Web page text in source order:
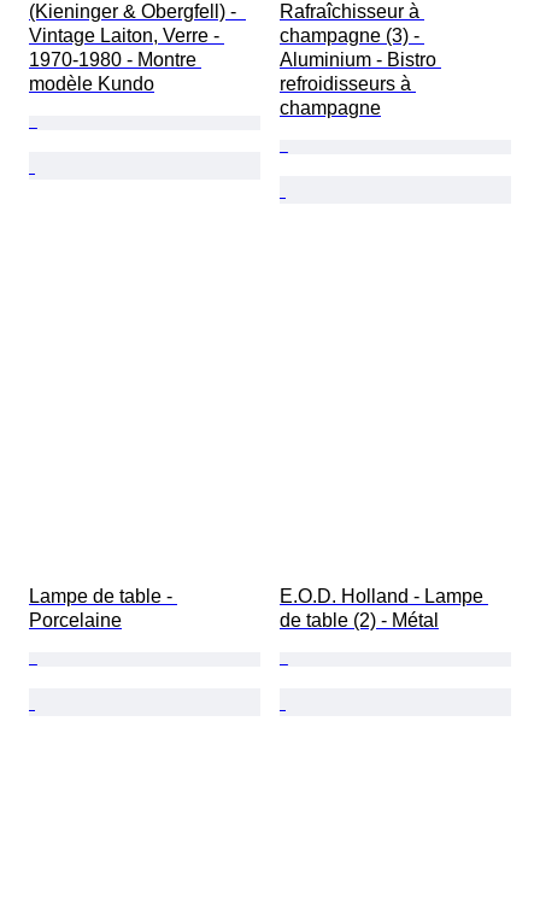
(Kieninger & Obergfell) -
Vintage Laiton, Verre -
1970-1980 - Montre
modèle Kundo
Rafraîchisseur à
champagne (3) -
Aluminium - Bistro
refroidisseurs à
champagne
Lampe de table -
Porcelaine
E.O.D. Holland - Lampe
de table (2) - Métal